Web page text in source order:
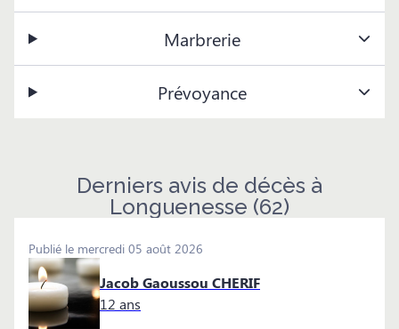
Marbrerie
Prévoyance
Derniers avis de décès à
Longuenesse (62)
Publié le mercredi 05 août 2026
Jacob Gaoussou CHERIF
12 ans